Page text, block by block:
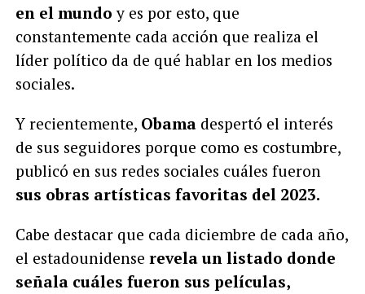
en el mundo y es por esto, que
constantemente cada acción que realiza el
líder político da de qué hablar en los medios
sociales.
Y recientemente, Obamadespertó el interés
de sus seguidores porque como es costumbre,
publicó en sus redes sociales cuáles fueron
sus obras artísticas favoritas del 2023.
Cabe destacar que cada diciembre de cada año,
el estadounidense revela un listado donde
señala cuáles fueron sus películas,